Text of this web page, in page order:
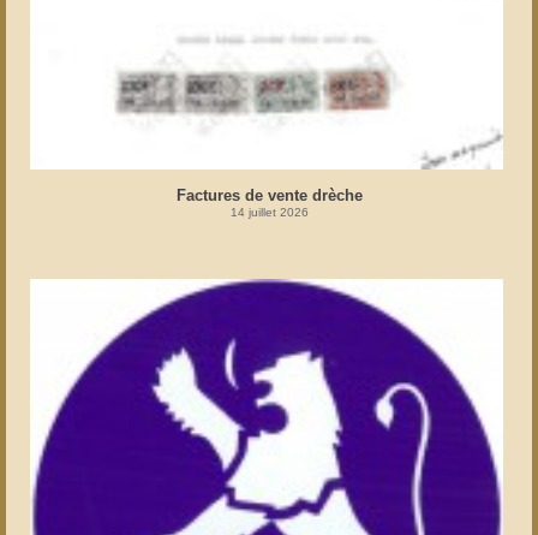
Factures de vente drèche
14 juillet 2026